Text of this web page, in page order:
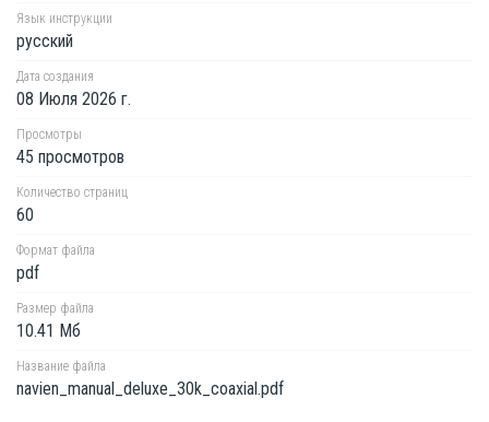
Язык инструкции
русский
Дата создания
08 Июля 2026 г.
Просмотры
45 просмотров
Количество страниц
60
Формат файла
pdf
Размер файла
10.41 Мб
Название файла
navien_manual_deluxe_30k_coaxial.pdf